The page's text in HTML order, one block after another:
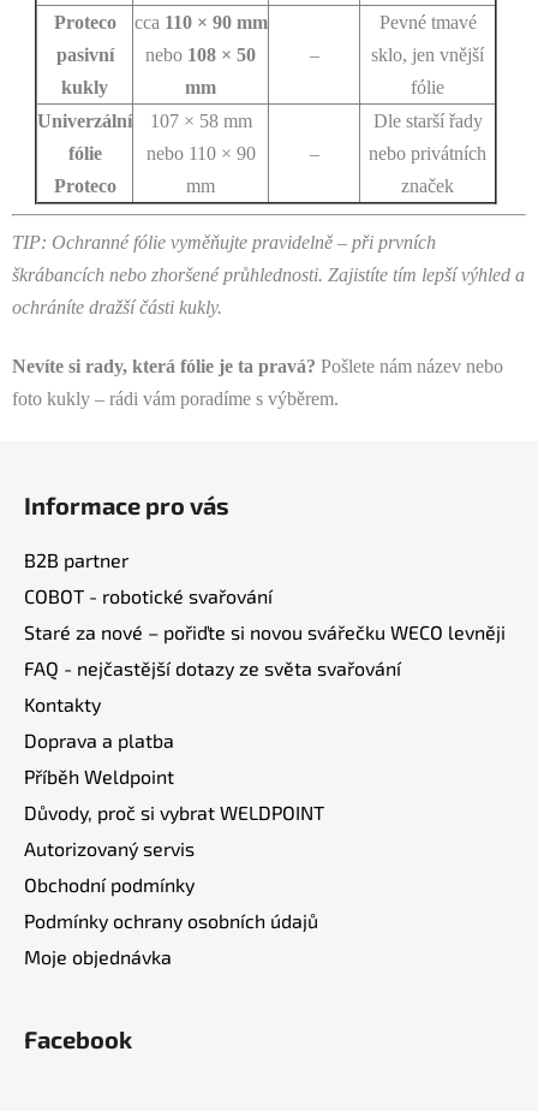
Proteco
pasivní
kukly
cca 110 × 90 mm
nebo 108 × 50
mm
–
Pevné tmavé
sklo, jen vnější
fólie
Univerzální
fólie
Proteco
107 × 58 mm
nebo 110 × 90
mm
–
Dle starší řady
nebo privátních
značek
TIP: Ochranné fólie vyměňujte pravidelně – při prvních
škrábancích nebo zhoršené průhlednosti. Zajistíte tím lepší výhled a
ochráníte dražší části kukly.
Nevíte si rady, která fólie je ta pravá? Pošlete nám název nebo
foto kukly – rádi vám poradíme s výběrem.
Informace pro vás
B2B partner
COBOT - robotické svařování
Staré za nové – pořiďte si novou svářečku WECO levněji
FAQ - nejčastější dotazy ze světa svařování
Kontakty
Doprava a platba
Příběh Weldpoint
Důvody, proč si vybrat WELDPOINT
Autorizovaný servis
Obchodní podmínky
Podmínky ochrany osobních údajů
Moje objednávka
Facebook